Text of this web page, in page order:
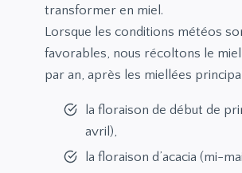
transformer en miel.
Lorsque les conditions météos
favorables, nous récoltons le miel
par an, après les miellées
la floraison de début de
avril),
la floraison d’acacia (mi-